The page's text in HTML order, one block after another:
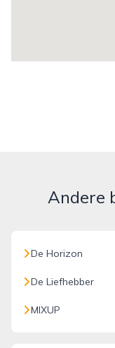
Andere
De Horizon
De Liefhebber
MIXUP